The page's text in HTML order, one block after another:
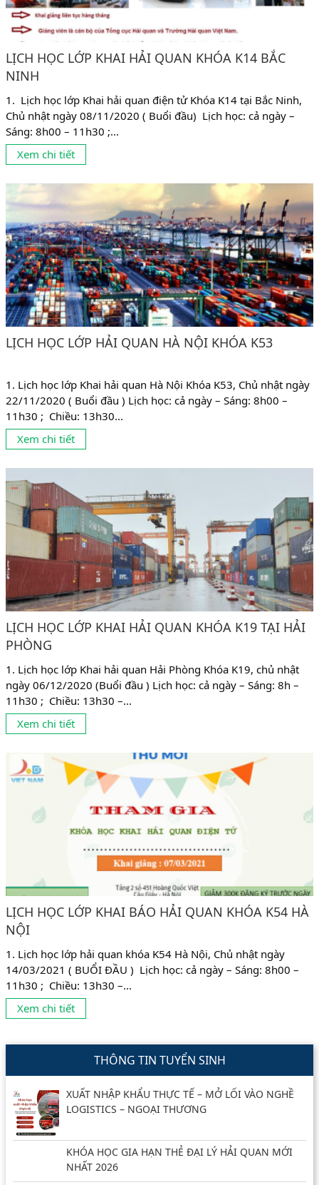
LỊCH HỌC LỚP KHAI HẢI QUAN KHÓA K14 BẮC
NINH
1. Lịch học lớp Khai hải quan điện tử Khóa K14 tại Bắc Ninh,
Chủ nhật ngày 08/11/2020 ( Buổi đầu) Lịch học: cả ngày –
Sáng: 8h00 – 11h30 ;...
Xem chi tiết
LỊCH HỌC LỚP HẢI QUAN HÀ NỘI KHÓA K53
1. Lịch học lớp Khai hải quan Hà Nội Khóa K53, Chủ nhật ngày
22/11/2020 ( Buổi đầu ) Lịch học: cả ngày – Sáng: 8h00 –
11h30 ; Chiều: 13h30...
Xem chi tiết
LỊCH HỌC LỚP KHAI HẢI QUAN KHÓA K19 TẠI HẢI
PHÒNG
1. Lịch học lớp Khai hải quan Hải Phòng Khóa K19, chủ nhật
ngày 06/12/2020 (Buổi đầu ) Lịch học: cả ngày – Sáng: 8h –
11h30 ; Chiều: 13h30 –...
Xem chi tiết
LỊCH HỌC LỚP KHAI BÁO HẢI QUAN KHÓA K54 HÀ
NỘI
1. Lịch học lớp hải quan khóa K54 Hà Nội, Chủ nhật ngày
14/03/2021 ( BUỔI ĐẦU ) Lịch học: cả ngày – Sáng: 8h00 –
11h30 ; Chiều: 13h30 –...
Xem chi tiết
THÔNG TIN TUYỂN SINH
XUẤT NHẬP KHẨU THỰC TẾ – MỞ LỐI VÀO NGHỀ
LOGISTICS – NGOẠI THƯƠNG
KHÓA HỌC GIA HẠN THẺ ĐẠI LÝ HẢI QUAN MỚI
NHẤT 2026